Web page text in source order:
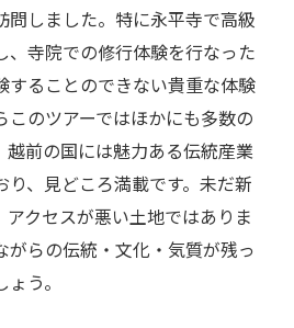
問しました。特に永平寺で高級
、寺院での修行体験を行なった
することのできない貴重な体験
このツアーではほかにも多数の
越前の国には魅力ある伝統産業
、見どころ満載です。未だ新
クセスが悪い土地ではありま
がらの伝統・文化・気質が残っ
う。